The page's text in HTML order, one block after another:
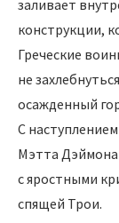
заливает
конструкции,
Греческие
не
осажденный
С
Мэтта
с яростными
спящей Трои.